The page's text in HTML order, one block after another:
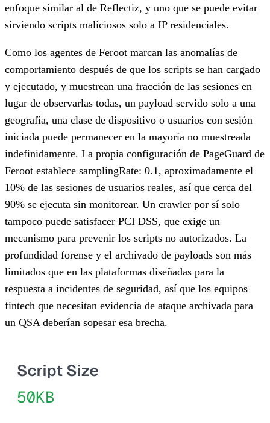
enfoque similar al de Reflectiz, y uno que se puede evitar
sirviendo scripts maliciosos solo a IP residenciales.
Como los agentes de Feroot marcan las anomalías de
comportamiento después de que los scripts se han cargado
y ejecutado, y muestrean una fracción de las sesiones en
lugar de observarlas todas, un payload servido solo a una
geografía, una clase de dispositivo o usuarios con sesión
iniciada puede permanecer en la mayoría no muestreada
indefinidamente. La propia configuración de PageGuard de
Feroot establece samplingRate: 0.1, aproximadamente el
10% de las sesiones de usuarios reales, así que cerca del
90% se ejecuta sin monitorear. Un crawler por sí solo
tampoco puede satisfacer PCI DSS, que exige un
mecanismo para prevenir los scripts no autorizados. La
profundidad forense y el archivado de payloads son más
limitados que en las plataformas diseñadas para la
respuesta a incidentes de seguridad, así que los equipos
fintech que necesitan evidencia de ataque archivada para
un QSA deberían sopesar esa brecha.